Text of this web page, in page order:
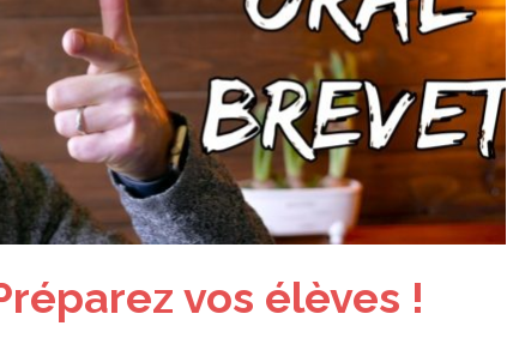
vos élèves !